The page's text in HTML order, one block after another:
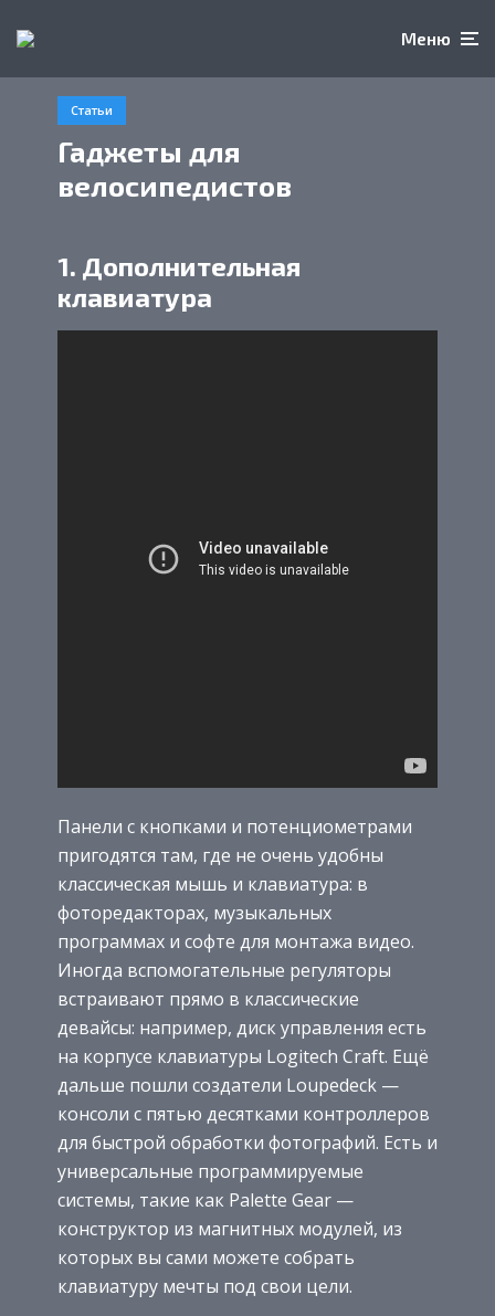
Меню
Статьи
Гаджеты для
велосипедистов
1. Дополнительная
клавиатура
Панели с кнопками и потенциометрами
пригодятся там, где не очень удобны
классическая мышь и клавиатура: в
фоторедакторах, музыкальных
программах и софте для монтажа видео.
Иногда вспомогательные регуляторы
встраивают прямо в классические
девайсы: например, диск управления есть
на корпусе клавиатуры Logitech Craft. Ещё
дальше пошли создатели Loupedeck —
консоли с пятью десятками контроллеров
для быстрой обработки фотографий. Есть и
универсальные программируемые
системы, такие как Palette Gear —
конструктор из магнитных модулей, из
которых вы сами можете собрать
клавиатуру мечты под свои цели.